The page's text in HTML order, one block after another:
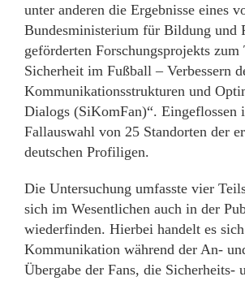
unter anderen die Ergebnisse eines
Bundesministerium für Bildung und
geförderten Forschungsprojekts zum
Sicherheit im Fußball – Verbessern
Kommunikationsstrukturen und
Dialogs (SiKomFan)“. Eingeflossen
Fallauswahl von 25 Standorten der
deutschen Profiligen.
Die Untersuchung umfasste vier
sich im Wesentlichen auch in der
wiederfinden. Hierbei handelt es
Kommunikation während der An-
Übergabe der Fans, die Sicherheits-